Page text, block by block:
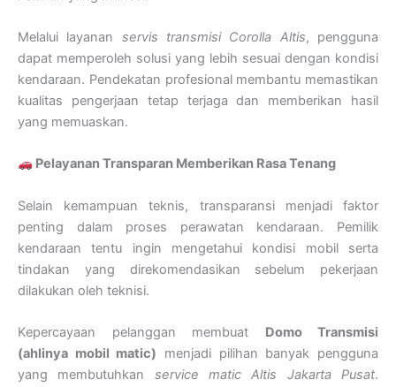
Melalui layanan servis transmisi Corolla Altis, pengguna
dapat memperoleh solusi yang lebih sesuai dengan kondisi
kendaraan. Pendekatan profesional membantu memastikan
kualitas pengerjaan tetap terjaga dan memberikan hasil
yang memuaskan.
Pelayanan Transparan Memberikan Rasa Tenang
Selain kemampuan teknis, transparansi menjadi faktor
penting dalam proses perawatan kendaraan. Pemilik
kendaraan tentu ingin mengetahui kondisi mobil serta
tindakan yang direkomendasikan sebelum pekerjaan
dilakukan oleh teknisi.
Kepercayaan pelanggan membuat Domo Transmisi
(ahlinya mobil matic) menjadi pilihan banyak pengguna
yang membutuhkan service matic Altis Jakarta Pusat.